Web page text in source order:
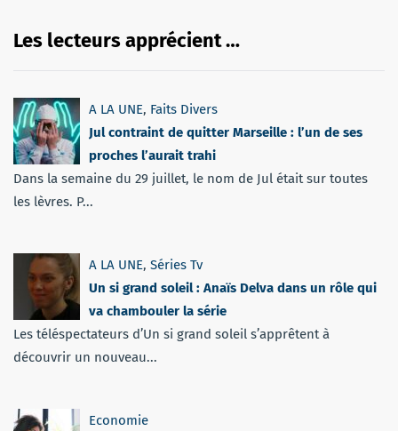
Les lecteurs apprécient …
A LA UNE, Faits Divers
Jul contraint de quitter Marseille : l’un de ses
proches l’aurait trahi
Dans la semaine du 29 juillet, le nom de Jul était sur toutes
les lèvres. P...
A LA UNE, Séries Tv
Un si grand soleil : Anaïs Delva dans un rôle qui
va chambouler la série
Les téléspectateurs d’Un si grand soleil s’apprêtent à
découvrir un nouveau...
Economie